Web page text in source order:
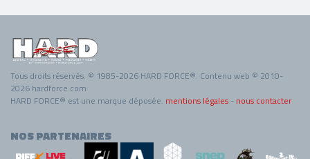
Tous droits réservés. © 1985-2026 HARD FORCE®. Contenu web © 2010-
2026 hardforce.com
HARD FORCE® est une marque déposée. mentions légales - nous contacter
NOS PARTENAIRES